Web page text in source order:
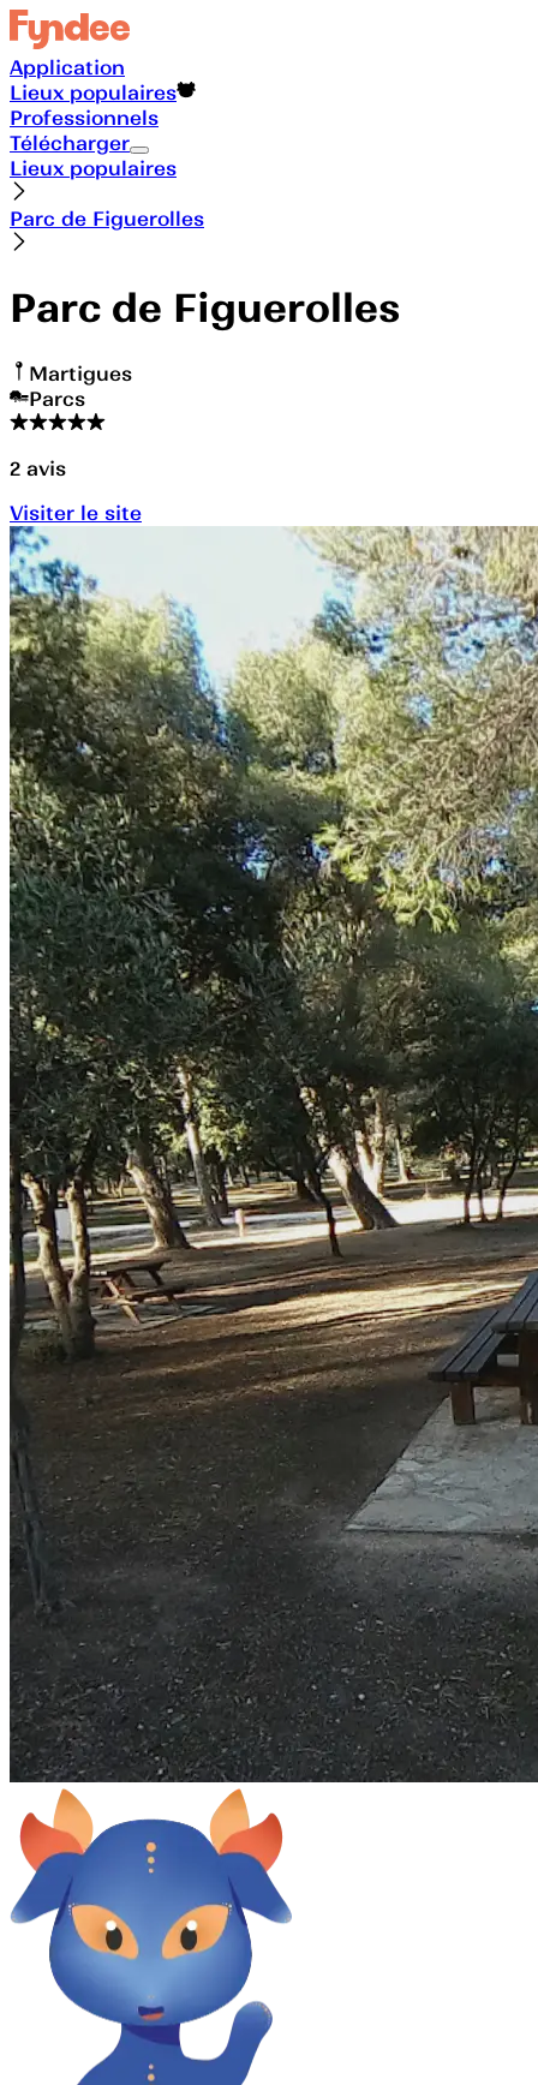
Application
Lieux populaires
Professionnels
Télécharger
Lieux populaires
Parc de Figuerolles
Parc de Figuerolles
Martigues
Parcs
2 avis
Visiter le site